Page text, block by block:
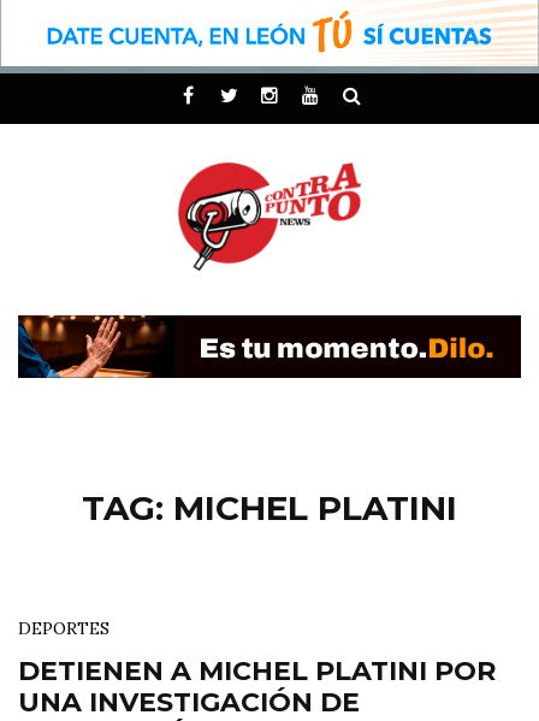
TAG: MICHEL PLATINI
DEPORTES
DETIENEN A MICHEL PLATINI POR
UNA INVESTIGACIÓN DE